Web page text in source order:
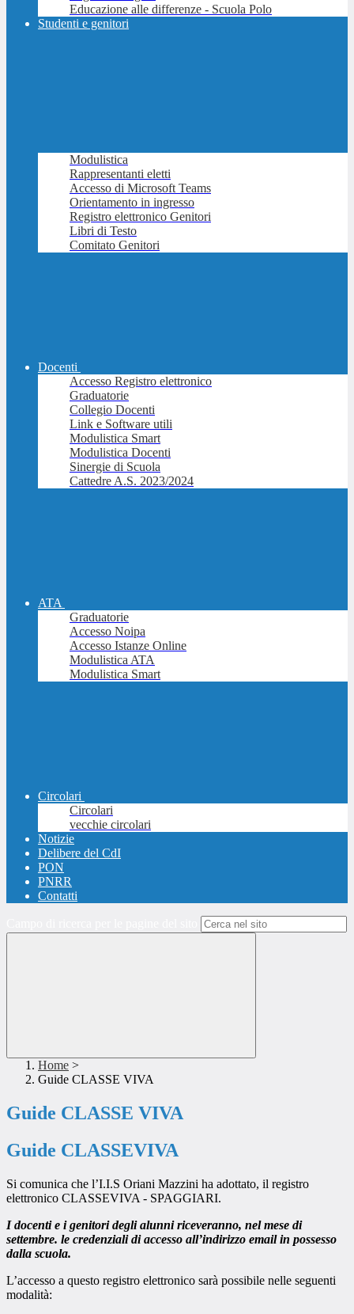
Educazione alle differenze - Scuola Polo
Studenti e genitori
Modulistica
Rappresentanti eletti
Accesso di Microsoft Teams
Orientamento in ingresso
Registro elettronico Genitori
Libri di Testo
Comitato Genitori
Docenti
Accesso Registro elettronico
Graduatorie
Collegio Docenti
Link e Software utili
Modulistica Smart
Modulistica Docenti
Sinergie di Scuola
Cattedre A.S. 2023/2024
ATA
Graduatorie
Accesso Noipa
Accesso Istanze Online
Modulistica ATA
Modulistica Smart
Circolari
Circolari
vecchie circolari
Notizie
Delibere del CdI
PON
PNRR
Contatti
Home >
Guide CLASSE VIVA
Guide CLASSE VIVA
Guide CLASSEVIVA
Si comunica che l’I.I.S Oriani Mazzini ha adottato, il registro
elettronico CLASSEVIVA - SPAGGIARI.
I docenti e i genitori degli alunni riceveranno, nel mese di
settembre. le credenziali di accesso all’indirizzo email in possesso
dalla scuola.
L’accesso a questo registro elettronico sarà possibile nelle seguenti
modalità: